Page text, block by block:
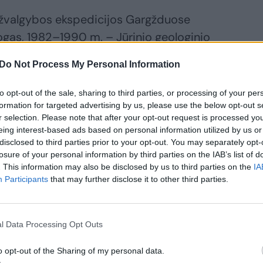
Do Not Process My Personal Information
opt-out of the sale, sharing to third parties, or processing of your
for targeted advertising by us, please use the below opt-out
selection. Please note that after your opt-out request is processed
interest-based ads based on personal information utilized by us
to third parties prior to your opt-out. You may separately
of your personal information by third parties on the IAB’s list of
This information may also be disclosed by us to third parties on the
Participants that may further disclose it to other third parties.
Data Processing Opt Outs
opt-out of the Sharing of my personal data.
ekspedicijos Gargžduose
1982–1990 m. – Jūrinio geologinio
jūros dugno geologinį
jūros dugno geologinę nuotrauką
m.).
Lietuvos Sąjūdžio Gargždų skyriaus
Aukščiausios Tarybos-Atkuriamojo
signataras, Gamtos apsaugos
dalyvavo rengiant aplinkos apsaugos,
už gamtos išteklius įstatymus.
tinklo Lietuvoje sukūrimą.